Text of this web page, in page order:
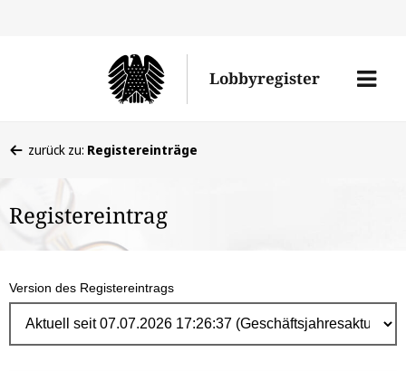
Lobbyregister
Menü
befinden
hier:
zurück zu: Registereinträge
Registereintrag
Version des Registereintrags